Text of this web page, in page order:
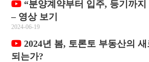
“분양계약부터 입주, 등기까
– 영상 보기
2024-06-19
2024년 봄, 토론토 부동산의
되는가?